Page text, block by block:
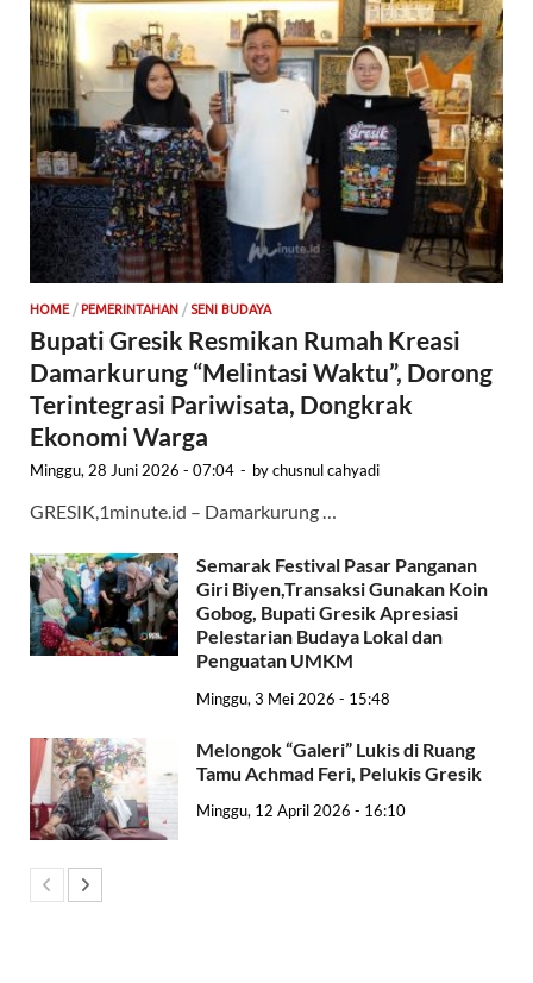
HOME / PEMERINTAHAN / SENI BUDAYA
Bupati Gresik Resmikan Rumah Kreasi
Damarkurung “Melintasi Waktu”, Dorong
Terintegrasi Pariwisata, Dongkrak
Ekonomi Warga
Minggu, 28 Juni 2026 - 07:04 - bychusnul cahyadi
GRESIK,1minute.id – Damarkurung …
Semarak Festival Pasar Panganan
Giri Biyen,Transaksi Gunakan Koin
Gobog, Bupati Gresik Apresiasi
Pelestarian Budaya Lokal dan
Penguatan UMKM
Minggu, 3 Mei 2026 - 15:48
Melongok “Galeri” Lukis di Ruang
Tamu Achmad Feri, Pelukis Gresik
Minggu, 12 April 2026 - 16:10